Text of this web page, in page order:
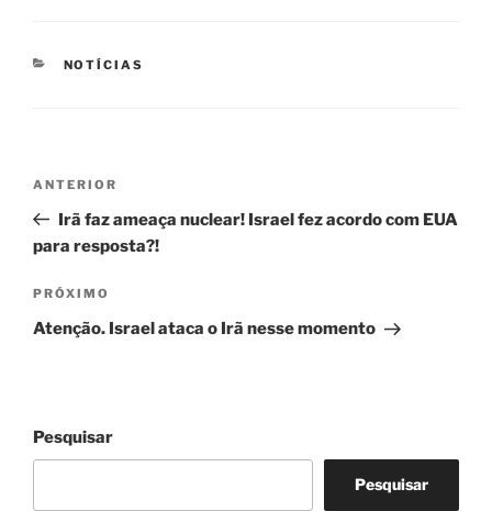
CATEGORIAS
NOTÍCIAS
Post
Post
anterior
ANTERIOR
Irã faz ameaça nuclear! Israel fez acordo com EUA
para resposta?!
Próximo
post
PRÓXIMO
Atenção. Israel ataca o Irã nesse momento
Pesquisar
Pesquisar